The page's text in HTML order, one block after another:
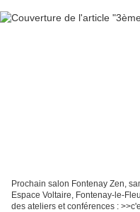
Prochain salon Fontenay Zen,
Espace Voltaire, Fontenay-le-
des ateliers et conférences :